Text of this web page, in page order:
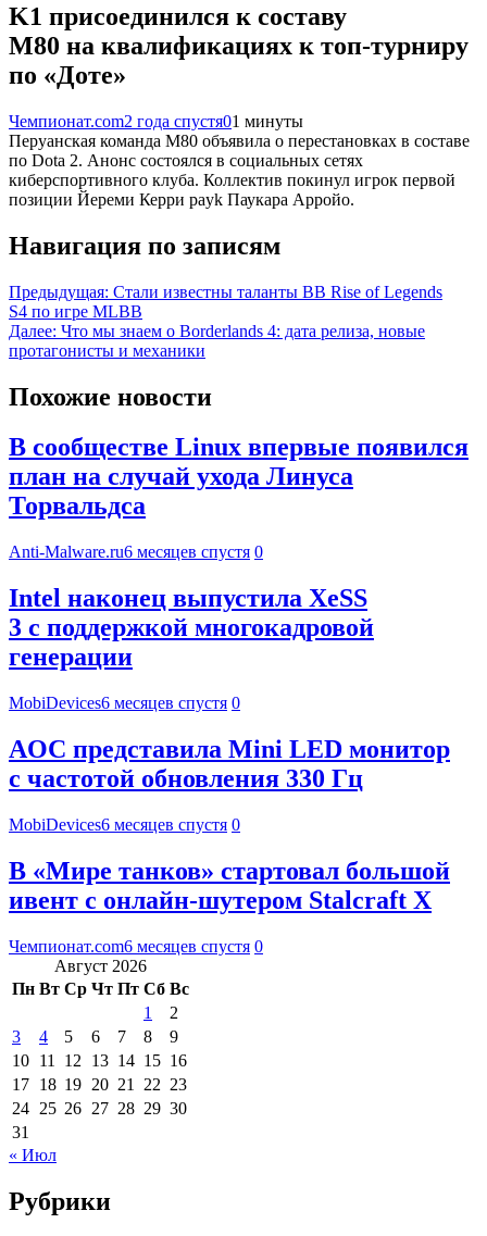
K1 присоединился к составу
M80 на квалификациях к топ-турниру
по «Доте»
Чемпионат.com2 года спустя01 минуты
Перуанская команда M80 объявила о перестановках в составе
по Dota 2. Анонс состоялся в социальных сетях
киберспортивного клуба. Коллектив покинул игрок первой
позиции Йереми Керри payk Паукара Арройо.
Навигация по записям
Предыдущая: Стали известны таланты BB Rise of Legends
S4 по игре MLBB
Далее: Что мы знаем о Borderlands 4: дата релиза, новые
протагонисты и механики
Похожие новости
В сообществе Linux впервые появился
план на случай ухода Линуса
Торвальдса
Anti-Malware.ru6 месяцев спустя 0
Intel наконец выпустила XeSS
3 с поддержкой многокадровой
генерации
MobiDevices6 месяцев спустя 0
AOC представила Mini LED монитор
с частотой обновления 330 Гц
MobiDevices6 месяцев спустя 0
В «Мире танков» стартовал большой
ивент с онлайн-шутером Stalcraft X
Чемпионат.com6 месяцев спустя 0
Август 2026
Пн Вт Ср Чт Пт Сб Вс
1
2
3
4 5 6 7 8
9
10 11 12 13 14 15 16
17 18 19 20 21 22 23
24 25 26 27 28 29 30
31
« Июл
Рубрики